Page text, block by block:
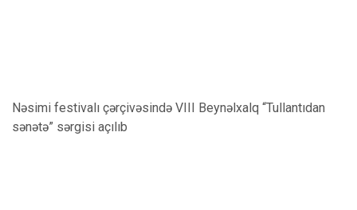
Nəsimi festivalı çərçivəsində VIII Beynəlxalq “Tullantıdan
sənətə” sərgisi açılıb